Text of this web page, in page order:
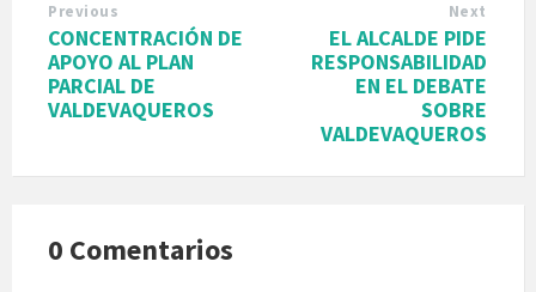
Previous
CONCENTRACIÓN DE
APOYO AL PLAN
PARCIAL DE
VALDEVAQUEROS
Next
EL ALCALDE PIDE
RESPONSABILIDAD
EN EL DEBATE
SOBRE
VALDEVAQUEROS
0 Comentarios